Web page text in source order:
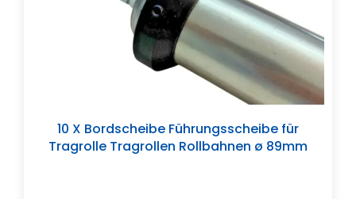
10 X Bordscheibe Führungsscheibe für
Tragrolle Tragrollen Rollbahnen ø 89mm